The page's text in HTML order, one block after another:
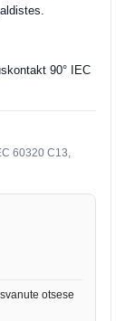
90° IEC
60320 C13,
otsese